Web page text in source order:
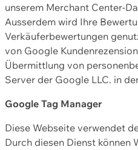
unserem Merchant Center-
Ausserdem wird Ihre
Verkäuferbewertungen
von Google
Übermittlung von
Server der Google LLC. in
Google Tag Manager
Diese Webseite verwendet
Durch diesen Dienst können